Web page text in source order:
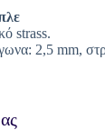
strass.
2,5 mm,